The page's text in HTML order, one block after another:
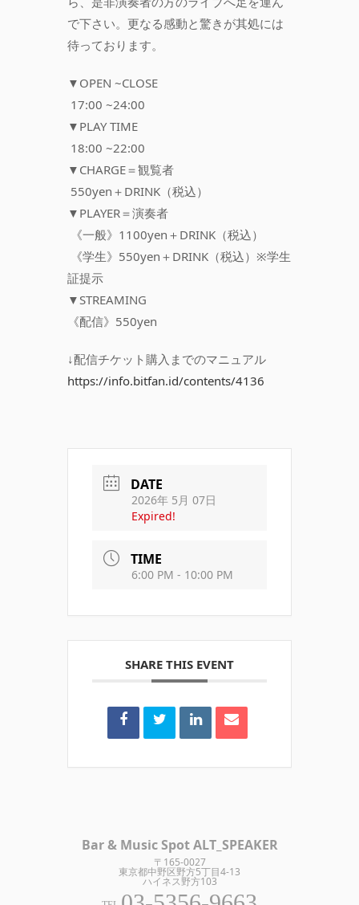
で下さい。更なる感動と驚きが其処には
待っております。
▼OPEN ~CLOSE
17:00 ~24:00
▼PLAY TIME
18:00 ~22:00
▼CHARGE＝観覧者
550yen＋DRINK（税込）
▼PLAYER＝演奏者
《一般》1100yen＋DRINK（税込）
《学生》550yen＋DRINK（税込）※学生
証提示
▼STREAMING
《配信》550yen
↓配信チケット購入までのマニュアル
https://info.bitfan.id/contents/4136
DATE
2026年 5月 07日
Expired!
TIME
6:00 PM - 10:00 PM
SHARE THIS EVENT
Bar & Music Spot ALT_SPEAKER
〒165-0027
東京都中野区野方5丁目4-13
ハイネス野方103